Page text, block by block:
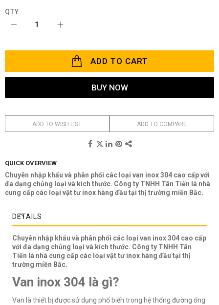
QTY
ADD TO CART
BUY NOW
ADD TO WISH LIST ADD TO COMPARE
QUICK OVERVIEW
Chuyên nhập khẩu và phân phối các loại van inox 304 cao cấp với
đa dạng chủng loại và kích thước. Công ty TNHH Tân Tiến là nhà
cung cấp các loại vật tư inox hàng đầu tại thị trường miền Bắc.
DETAILS
Chuyên nhập khẩu và phân phối các loại van inox 304 cao cấp
với đa dạng chủng loại và kích thước. Công ty TNHH Tân
Tiến là nhà cung cấp các loại vật tư inox hàng đầu tại thị
trường miền Bắc.
Van inox 304 là gì?
Van là thiết bị được sử dụng phổ biến trong hệ thống đường ống